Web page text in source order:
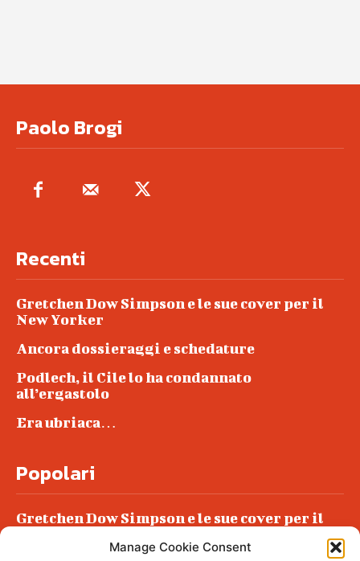
Manage Cookie Consent
Paolo Brogi
Recenti
Gretchen Dow Simpson e le sue cover per il
New Yorker
Ancora dossieraggi e schedature
Podlech, il Cile lo ha condannato
all’ergastolo
Era ubriaca…
Popolari
Gretchen Dow Simpson e le sue cover per il